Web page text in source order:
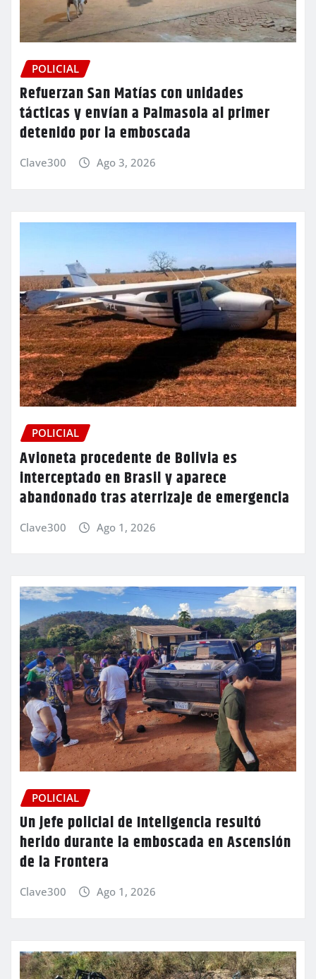
POLICIAL
Refuerzan San Matías con unidades
tácticas y envían a Palmasola al primer
detenido por la emboscada
Clave300 Ago 3, 2026
POLICIAL
Avioneta procedente de Bolivia es
interceptado en Brasil y aparece
abandonado tras aterrizaje de emergencia
Clave300 Ago 1, 2026
POLICIAL
Un jefe policial de Inteligencia resultó
herido durante la emboscada en Ascensión
de la Frontera
Clave300 Ago 1, 2026